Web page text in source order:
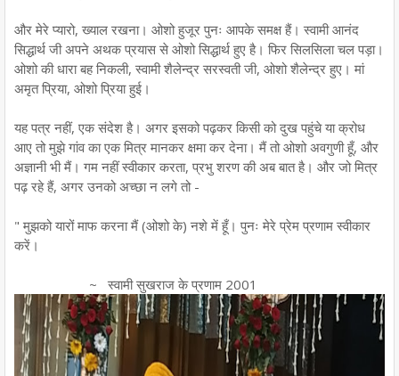
और मेरे प्यारो, ख्याल रखना। ओशो हुजूर पुनः आपके समक्ष हैं। स्वामी आनंद
सिद्धार्थ जी अपने अथक प्रयास से ओशो सिद्धार्थ हुए है। फिर सिलसिला चल पड़ा।
ओशो की धारा बह निकली, स्वामी शैलेन्द्र सरस्वती जी, ओशो शैलेन्द्र हुए। मां
अमृत प्रिया, ओशो प्रिया हुई।
यह पत्र नहीं, एक संदेश है। अगर इसको पढ़कर किसी को दुख पहुंचे या क्रोध
आए तो मुझे गांव का एक मित्र मानकर क्षमा कर देना। मैं तो ओशो अवगुणी हूँ, और
अज्ञानी भी मैं। गम नहीं स्वीकार करता, प्रभु शरण की अब बात है। और जो मित्र
पढ़ रहे हैं, अगर उनको अच्छा न लगे तो -
" मुझको यारों माफ करना मैं (ओशो के) नशे में हूँ। पुनः मेरे प्रेम प्रणाम स्वीकार
करें।
~ स्वामी सुखराज के प्रणाम 2001